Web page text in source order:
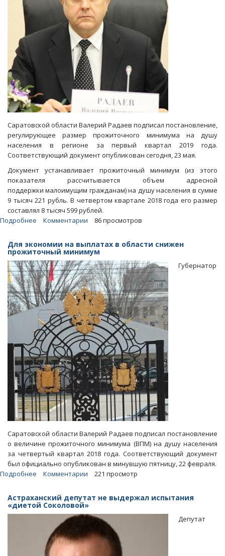
прожиточного
минимума
Саратовской области Валерий Радаев подписал постановление,
регулирующее размер прожиточного минимума на душу
населения в регионе за первый квартал 2019 года.
Соответствующий документ опубликован сегодня, 23 мая.
Документ устанавливает прожиточный минимум (из этого
показателя рассчитывается объем адресной
поддержки малоимущим гражданам) на душу населения в сумме
9 тысяч 221 рубль. В четвертом квартале 2018 года его размер
составлял 8 тысяч 599 рублей.
Подробнее
к
пенсионерскому
прожиточному
минимуму
513
рублей
Комментарии 86 просмотров
Для экономии на выплатах в области снижен
прожиточный минимум
Губернатор
Саратовской области Валерий Радаев подписал постановление
о величине прожиточного минимума (ВПМ) на душу населения
за четвертый квартал 2018 года. Соответствующий документ
был официально опубликован в минувшую пятницу, 22 февраля.
Подробнее
экономии
на
выплатах
области
снижен
прожиточный
Комментарии 221 просмотр
Астраханский депутат не выдержал испытания
«диетой Соколовой»
Депутат